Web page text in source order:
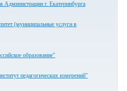
Администрации г. Екатеринбурга
(муниципальные услуги в
образование"
педагогических измерений"